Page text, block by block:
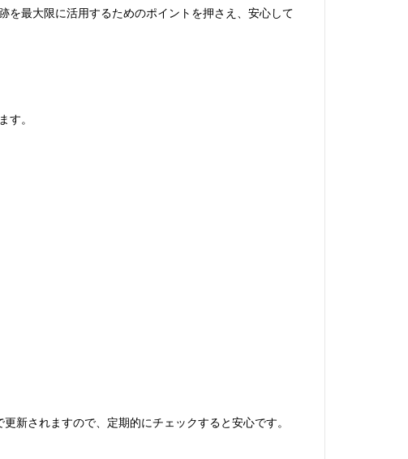
を最大限に活用するためのポイントを押さえ、安心して
す。
新されますので、定期的にチェックすると安心です。